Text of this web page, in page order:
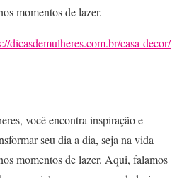
momentos de lazer.
dicasdemulheres.com.br/casa-decor/
você encontra inspiração e
seu dia a dia, seja na vida
momentos de lazer. Aqui, falamos